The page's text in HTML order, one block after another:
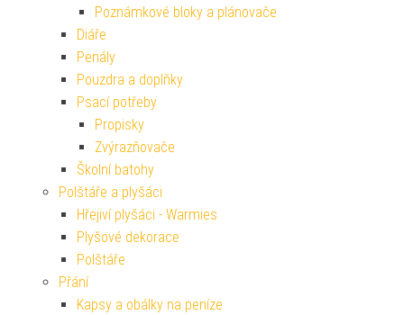
Poznámkové bloky a plánovače
Diáře
Penály
Pouzdra a doplňky
Psací potřeby
Propisky
Zvýrazňovače
Školní batohy
Polštáře a plyšáci
Hřejiví plyšáci - Warmies
Plyšové dekorace
Polštáře
Přání
Kapsy a obálky na peníze